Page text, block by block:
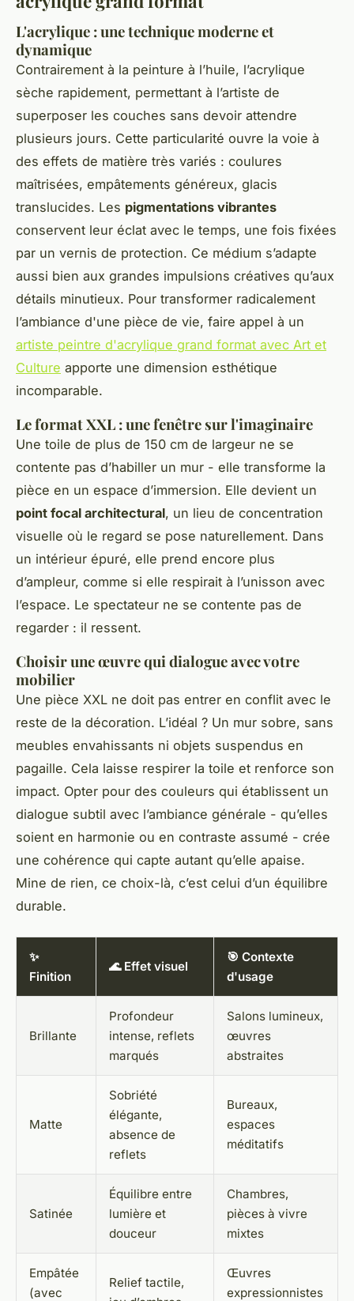
L'acrylique : une technique moderne et
dynamique
Contrairement à la peinture à l’huile, l’acrylique
sèche rapidement, permettant à l’artiste de
superposer les couches sans devoir attendre
plusieurs jours. Cette particularité ouvre la voie à
des effets de matière très variés : coulures
maîtrisées, empâtements généreux, glacis
translucides. Les pigmentations vibrantes
conservent leur éclat avec le temps, une fois fixées
par un vernis de protection. Ce médium s’adapte
aussi bien aux grandes impulsions créatives qu’aux
détails minutieux. Pour transformer radicalement
l’ambiance d'une pièce de vie, faire appel à un
artiste peintre d'acrylique grand format avec Art et
Culture apporte une dimension esthétique
incomparable.
Le format XXL : une fenêtre sur l'imaginaire
Une toile de plus de 150 cm de largeur ne se
contente pas d’habiller un mur - elle transforme la
pièce en un espace d’immersion. Elle devient un
point focal architectural, un lieu de concentration
visuelle où le regard se pose naturellement. Dans
un intérieur épuré, elle prend encore plus
d’ampleur, comme si elle respirait à l’unisson avec
l’espace. Le spectateur ne se contente pas de
regarder : il ressent.
Choisir une œuvre qui dialogue avec votre
mobilier
Une pièce XXL ne doit pas entrer en conflit avec le
reste de la décoration. L’idéal ? Un mur sobre, sans
meubles envahissants ni objets suspendus en
pagaille. Cela laisse respirer la toile et renforce son
impact. Opter pour des couleurs qui établissent un
dialogue subtil avec l’ambiance générale - qu’elles
soient en harmonie ou en contraste assumé - crée
une cohérence qui capte autant qu’elle apaise.
Mine de rien, ce choix-là, c’est celui d’un équilibre
durable.
✨
Finition
🌊 Effet visuel
🎯 Contexte
d'usage
Brillante
Profondeur
intense, reflets
marqués
Salons lumineux,
œuvres
abstraites
Matte
Sobriété
élégante,
absence de
reflets
Bureaux,
espaces
méditatifs
Satinée
Équilibre entre
lumière et
douceur
Chambres,
pièces à vivre
mixtes
Empâtée
(avec
Relief tactile,
Œuvres
expressionnistes